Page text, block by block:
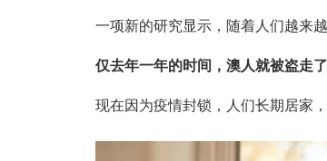
一项新的研究显示，随着人们越来
仅去年一年的时间，澳人就被盗走
现在因为疫情封锁，人们长期居家